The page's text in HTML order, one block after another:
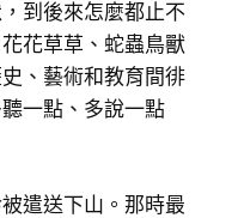
到後來怎麼都止不
花草草、蛇蟲鳥獸
、藝術和教育間徘
一點、多說一點
遣送下山。那時最